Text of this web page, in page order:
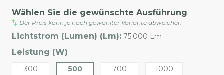
Wählen Sie die gewünschte Ausführung
Der Preis kann je nach gewählter Variante abweichen
Lichtstrom (Lumen) (Lm): 75.000 Lm
Leistung (W)
300 500 700 1000